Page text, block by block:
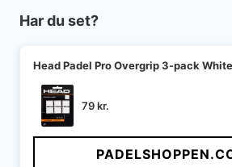
Har du set?
Head Padel Pro Overgrip 3-pack White
79kr.